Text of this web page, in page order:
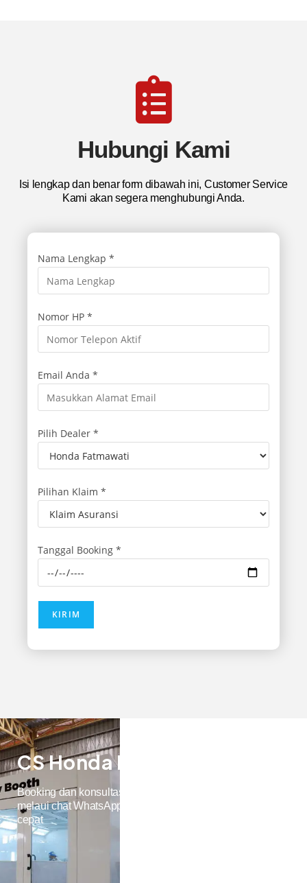
Hubungi Kami
Isi lengkap dan benar form dibawah ini, Customer Service
Kami akan segera menghubungi Anda.
Nama Lengkap *
Nomor HP *
Email Anda *
Pilih Dealer *
Pilihan Klaim *
Tanggal Booking *
CS Honda Fatmawati
Booking dan konsultasikan service mobil Honda Anda
melaui chat WhatsApp. CS kami akan merespon dengan
cepat